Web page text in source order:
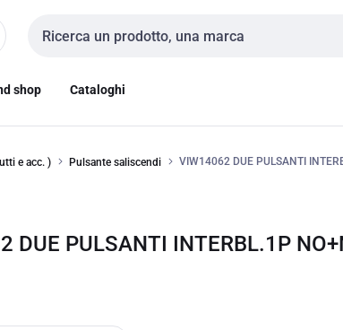
Cerca input
shop Cataloghi
e acc. ) Pulsante saliscendi VIW14062 DUE PULSANTI
DUE PULSANTI INTERBL.1P